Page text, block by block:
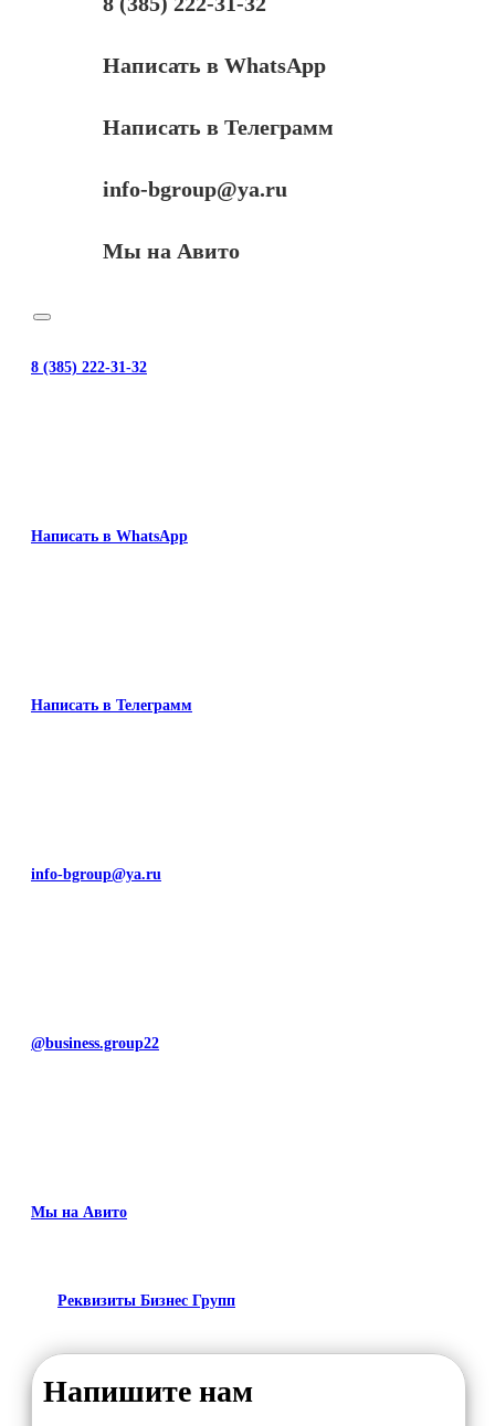
Написать в WhatsApp
Написать в Телеграмм
info-bgroup@ya.ru
Мы на Авито
8 (385) 222-31-32
Написать в WhatsApp
Написать в Телеграмм
info-bgroup@ya.ru
@business.group22
Мы на Авито
Реквизиты Бизнес Групп
Напишите нам